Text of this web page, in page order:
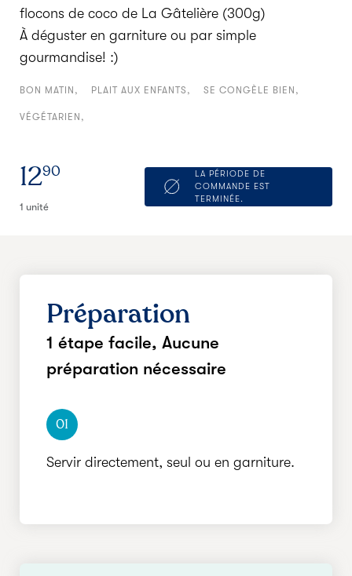
flocons de coco de La Gâtelière (300g)
À déguster en garniture ou par simple
gourmandise! :)
BON MATIN PLAIT AUX ENFANTS SE CONGÈLE BIEN
VÉGÉTARIEN
1290
1 unité
LA PÉRIODE DE
COMMANDE EST
TERMINÉE.
Préparation
1 étape facile, Aucune
préparation nécessaire
01
Servir directement, seul ou en garniture.